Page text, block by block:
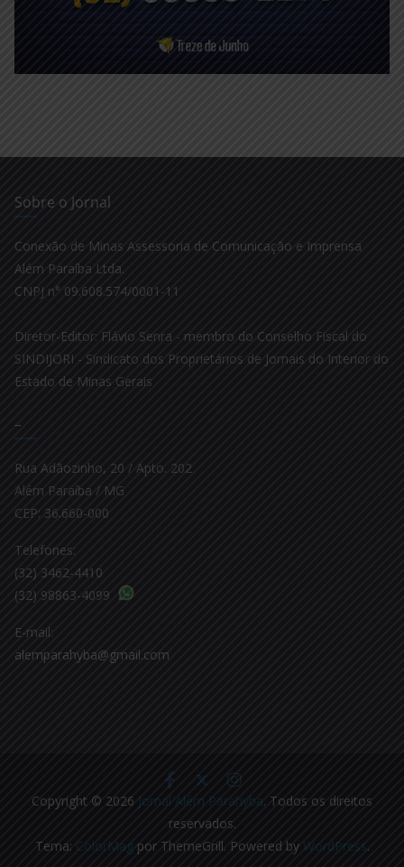
Sobre o Jornal
Conexão de Minas Assessoria de Comunicação e Imprensa
Além Paraíba Ltda.
CNPJ n° 09.608.574/0001-11
Diretor-Editor: Flávio Senra - membro do Conselho Fiscal do
SINDIJORI - Sindicato dos Proprietários de Jornais do Interior do
Estado de Minas Gerais
–
Rua Adãozinho, 20 / Apto. 202
Além Paraíba / MG
CEP: 36.660-000
Telefones:
(32) 3462-4410
(32) 98863-4099
E-mail:
alemparahyba@gmail.com
Copyright © 2026 Jornal Além Parahyba. Todos os direitos
reservados.
Tema: ColorMagpor ThemeGrill. Powered by WordPress.